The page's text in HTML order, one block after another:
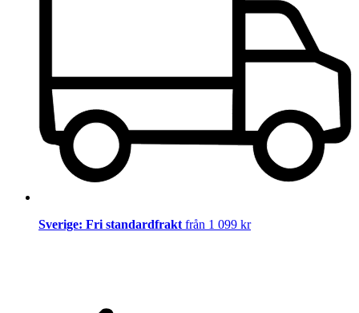
Sverige: Fri standardfrakt från 1 099 kr